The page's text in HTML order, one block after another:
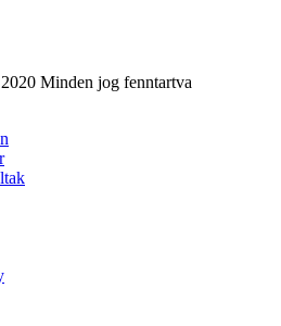
Minden jog fenntartva